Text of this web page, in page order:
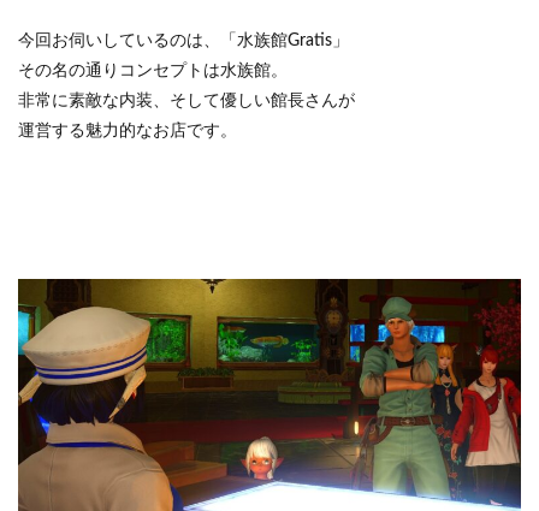
今回お伺いしているのは、
「水族館Gratis」
その名の通りコンセプトは水族館。
非常に素敵な内装、そして優しい館長さんが
運営する魅力的なお店です。